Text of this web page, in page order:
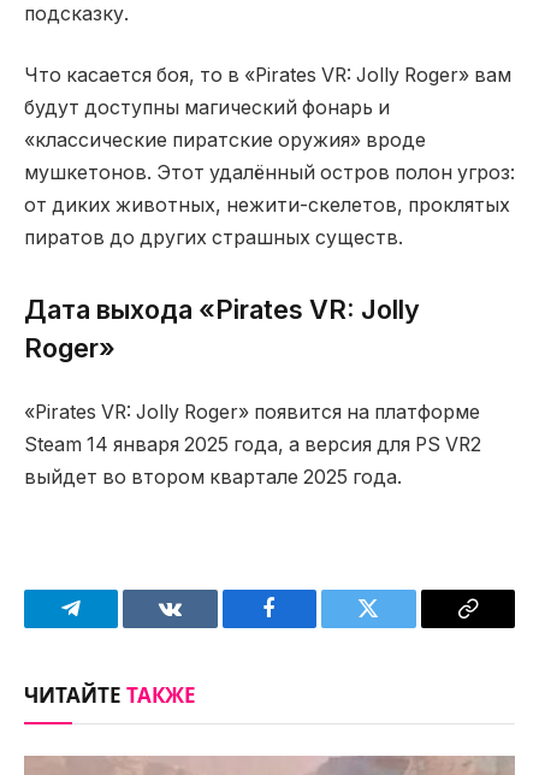
подсказку.
Что касается боя, то в «Pirates VR: Jolly Roger» вам
будут доступны магический фонарь и
«классические пиратские оружия» вроде
мушкетонов. Этот удалённый остров полон угроз:
от диких животных, нежити-скелетов, проклятых
пиратов до других страшных существ.
Дата выхода «Pirates VR: Jolly
Roger»
«Pirates VR: Jolly Roger» появится на платформе
Steam 14 января 2025 года, а версия для PS VR2
выйдет во втором квартале 2025 года.
Telegram VKontakteFacebook Twitter
Copy
ЧИТАЙТЕТАКЖЕ